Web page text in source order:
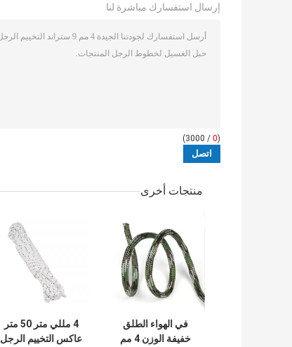
إرسال استفسارك مباشرة لنا
(
0
/ 3000)
منتجات أخرى
في الهواء الطلق
خفيفة الوزن 4 مم
4 مللي متر 50 متر
عاكس التخييم الرجل